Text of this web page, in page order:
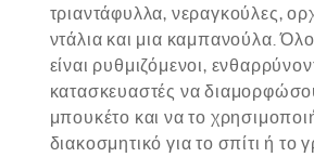
τριαντάφυλλα, νεραγκούλες,
ντάλια και μια καμπανούλα.
είναι ρυθμιζόμενοι,
κατασκευαστές να
μπουκέτο και να το
διακοσμητικό για το σπίτι ή το